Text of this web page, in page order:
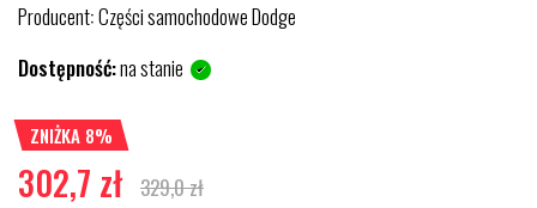
Producent:Części samochodowe Dodge
Dostępność:na stanie
ZNIŻKA 8%
302,7 zł 329,0 zł